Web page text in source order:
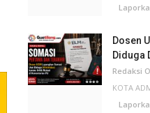
Dosen
Diduga
Redaksi
KOTA